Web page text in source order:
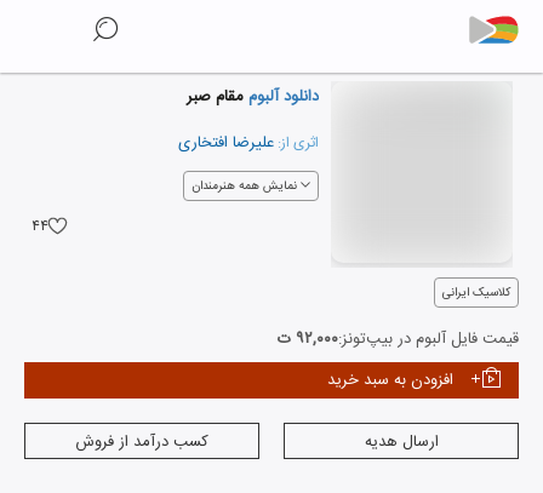
دانلود آلبوممقام صبر
اثری از: علیرضا افتخاری
نمایش همه هنرمندان
۴۴
کلاسیک ایرانی
قیمت فایل آلبوم در بیپ‌تونز:۹۲,۰۰۰ ت
افزودن به سبد خرید
ارسال هدیه کسب درآمد از فروش